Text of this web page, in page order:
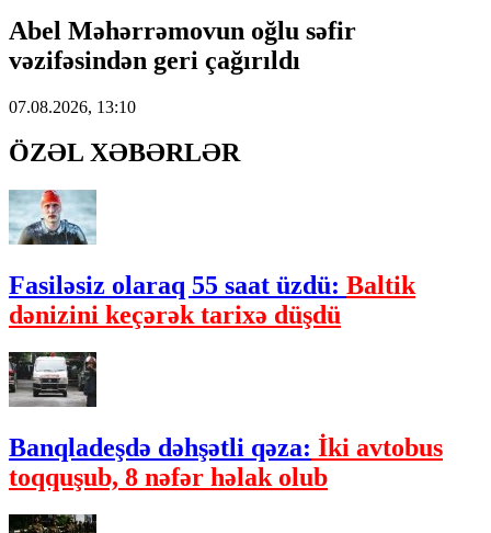
Abel Məhərrəmovun oğlu səfir
vəzifəsindən geri çağırıldı
07.08.2026, 13:10
ÖZƏL XƏBƏRLƏR
Fasiləsiz olaraq 55 saat üzdü: Baltik
dənizini keçərək tarixə düşdü
Banqladeşdə dəhşətli qəza: İki avtobus
toqquşub, 8 nəfər həlak olub